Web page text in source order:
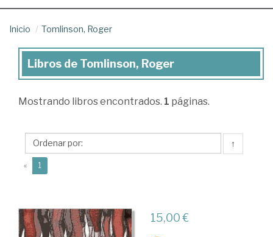
Inicio Tomlinson, Roger
Libros
Tomlinson,
Libros de Tomlinson, Roger
Mostrando libros encontrados. 1 páginas.
↑
« 1
15,00 €